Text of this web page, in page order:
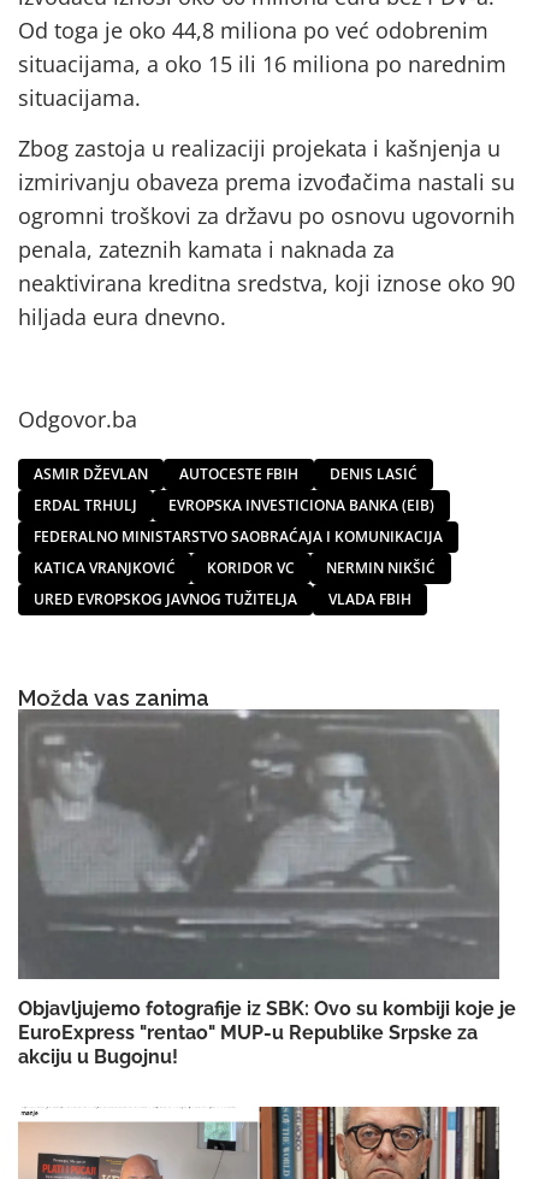
Od toga je oko 44,8 miliona po već odobrenim
situacijama, a oko 15 ili 16 miliona po narednim
situacijama.
Zbog zastoja u realizaciji projekata i kašnjenja u
izmirivanju obaveza prema izvođačima nastali su
ogromni troškovi za državu po osnovu ugovornih
penala, zateznih kamata i naknada za
neaktivirana kreditna sredstva, koji iznose oko 90
hiljada eura dnevno.
Odgovor.ba
ASMIR DŽEVLAN AUTOCESTE FBIH
DENIS LASIĆ
ERDAL TRHULJ
EVROPSKA INVESTICIONA BANKA (EIB)
FEDERALNO MINISTARSTVO SAOBRAĆAJA I KOMUNIKACIJA
KATICA VRANJKOVIĆ
KORIDOR VC
NERMIN NIKŠIĆ
URED EVROPSKOG JAVNOG TUŽITELJA
VLADA FBIH
Možda vas zanima
Objavljujemo fotografije iz SBK: Ovo su kombiji koje je
EuroExpress "rentao" MUP-u Republike Srpske za
akciju u Bugojnu!